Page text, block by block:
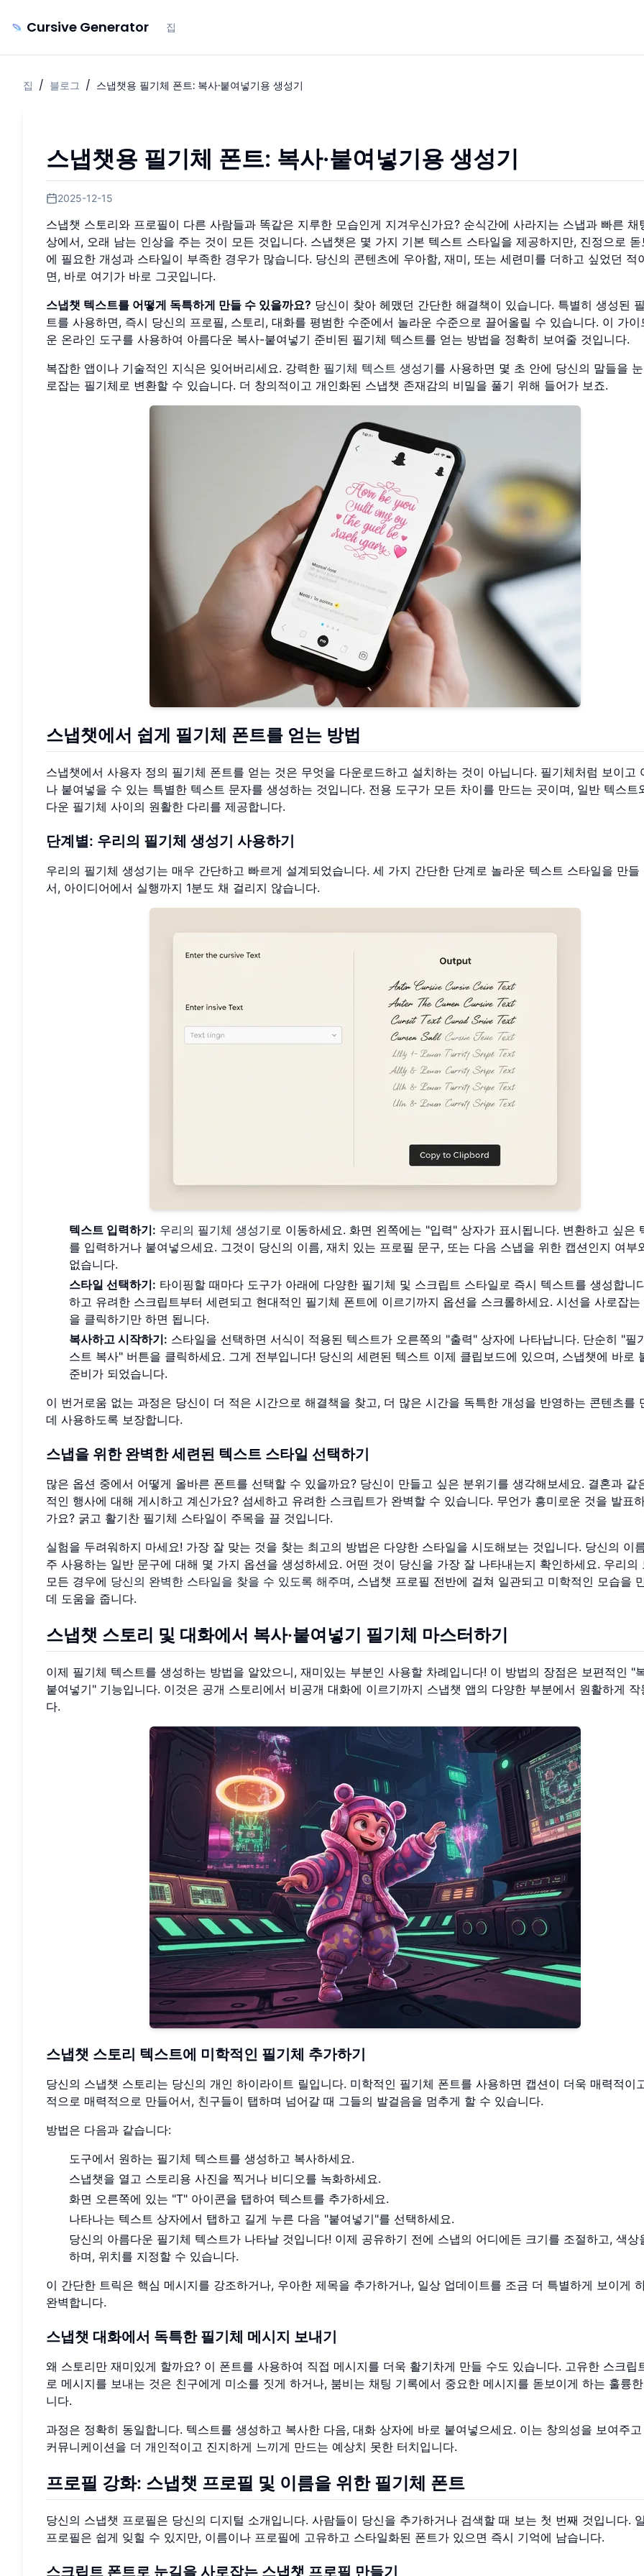
Cursive Generator 집
집 / 블로그 / 스냅챗용 필기체 폰트: 복사·붙여넣기용 생성기
스냅챗용 필기체 폰트: 복사·붙여넣기용 생성기
2025-12-15
스냅챗 스토리와 프로필이 다른 사람들과 똑같은 지루한 모습인게 지겨우신가요? 순식간에 사라지는 스냅과 빠른 채
상에서, 오래 남는 인상을 주는 것이 모든 것입니다. 스냅챗은 몇 가지 기본 텍스트 스타일을 제공하지만, 진정으로 돋
에 필요한 개성과 스타일이 부족한 경우가 많습니다. 당신의 콘텐츠에 우아함, 재미, 또는 세련미를 더하고 싶었던 적
면, 바로 여기가 바로 그곳입니다.
스냅챗 텍스트를 어떻게 독특하게 만들 수 있을까요? 당신이 찾아 헤맸던 간단한 해결책이 있습니다. 특별히 생성된
트를 사용하면, 즉시 당신의 프로필, 스토리, 대화를 평범한 수준에서 놀라운 수준으로 끌어올릴 수 있습니다. 이 가이
운 온라인 도구를 사용하여 아름다운 복사-붙여넣기 준비된 필기체 텍스트를 얻는 방법을 정확히 보여줄 것입니다.
복잡한 앱이나 기술적인 지식은 잊어버리세요. 강력한 필기체 텍스트 생성기를 사용하면 몇 초 안에 당신의 말들을
로잡는 필기체로 변환할 수 있습니다. 더 창의적이고 개인화된 스냅챗 존재감의 비밀을 풀기 위해 들어가 보죠.
스냅챗에서 쉽게 필기체 폰트를 얻는 방법
스냅챗에서 사용자 정의 필기체 폰트를 얻는 것은 무엇을 다운로드하고 설치하는 것이 아닙니다. 필기체처럼 보이고
나 붙여넣을 수 있는 특별한 텍스트 문자를 생성하는 것입니다. 전용 도구가 모든 차이를 만드는 곳이며, 일반 텍스트
다운 필기체 사이의 원활한 다리를 제공합니다.
단계별: 우리의 필기체 생성기 사용하기
우리의 필기체 생성기는 매우 간단하고 빠르게 설계되었습니다. 세 가지 간단한 단계로 놀라운 텍스트 스타일을 만들
서, 아이디어에서 실행까지 1분도 채 걸리지 않습니다.
텍스트 입력하기: 우리의 필기체 생성기 로 이동하세요. 화면 왼쪽에는 "입력" 상자가 표시됩니다. 변환하고 싶은
를 입력하거나 붙여넣으세요. 그것이 당신의 이름, 재치 있는 프로필 문구, 또는 다음 스냅을 위한 캡션인지 여부
없습니다.
스타일 선택하기: 타이핑할 때마다 도구가 아래에 다양한 필기체 및 스크립트 스타일로 즉시 텍스트를 생성합니
하고 유려한 스크립트부터 세련되고 현대적인 필기체 폰트에 이르기까지 옵션을 스크롤하세요. 시선을 사로잡는
을 클릭하기만 하면 됩니다.
복사하고 시작하기: 스타일을 선택하면 서식이 적용된 텍스트가 오른쪽의 "출력" 상자에 나타납니다. 단순히 "필
스트 복사" 버튼을 클릭하세요. 그게 전부입니다! 당신의 세련된 텍스트 이제 클립보드에 있으며, 스냅챗에 바로
준비가 되었습니다.
이 번거로움 없는 과정은 당신이 더 적은 시간으로 해결책을 찾고, 더 많은 시간을 독특한 개성을 반영하는 콘텐츠를
데 사용하도록 보장합니다.
스냅을 위한 완벽한 세련된 텍스트 스타일 선택하기
많은 옵션 중에서 어떻게 올바른 폰트를 선택할 수 있을까요? 당신이 만들고 싶은 분위기를 생각해보세요. 결혼과 같
적인 행사에 대해 게시하고 계신가요? 섬세하고 유려한 스크립트가 완벽할 수 있습니다. 무언가 흥미로운 것을 발표
가요? 굵고 활기찬 필기체 스타일이 주목을 끌 것입니다.
실험을 두려워하지 마세요! 가장 잘 맞는 것을 찾는 최고의 방법은 다양한 스타일을 시도해보는 것입니다. 당신의 이
주 사용하는 일반 문구에 대해 몇 가지 옵션을 생성하세요. 어떤 것이 당신을 가장 잘 나타내는지 확인하세요. 우리의
모든 경우에 당신의 완벽한 스타일을 찾을 수 있도록 해주며, 스냅챗 프로필 전반에 걸쳐 일관되고 미학적인 모습을
데 도움을 줍니다.
스냅챗 스토리 및 대화에서 복사·붙여넣기 필기체 마스터하기
이제 필기체 텍스트를 생성하는 방법을 알았으니, 재미있는 부분인 사용할 차례입니다! 이 방법의 장점은 보편적인 "
붙여넣기" 기능입니다. 이것은 공개 스토리에서 비공개 대화에 이르기까지 스냅챗 앱의 다양한 부분에서 원활하게 작
다.
스냅챗 스토리 텍스트에 미학적인 필기체 추가하기
당신의 스냅챗 스토리는 당신의 개인 하이라이트 릴입니다. 미학적인 필기체 폰트를 사용하면 캡션이 더욱 매력적이
적으로 매력적으로 만들어서, 친구들이 탭하며 넘어갈 때 그들의 발걸음을 멈추게 할 수 있습니다.
방법은 다음과 같습니다:
도구에서 원하는 필기체 텍스트를 생성하고 복사하세요.
스냅챗을 열고 스토리용 사진을 찍거나 비디오를 녹화하세요.
화면 오른쪽에 있는 "T" 아이콘을 탭하여 텍스트를 추가하세요.
나타나는 텍스트 상자에서 탭하고 길게 누른 다음 "붙여넣기"를 선택하세요.
당신의 아름다운 필기체 텍스트가 나타날 것입니다! 이제 공유하기 전에 스냅의 어디에든 크기를 조절하고, 색상
하며, 위치를 지정할 수 있습니다.
이 간단한 트릭은 핵심 메시지를 강조하거나, 우아한 제목을 추가하거나, 일상 업데이트를 조금 더 특별하게 보이게
완벽합니다.
스냅챗 대화에서 독특한 필기체 메시지 보내기
왜 스토리만 재미있게 할까요? 이 폰트를 사용하여 직접 메시지를 더욱 활기차게 만들 수도 있습니다. 고유한 스크립
로 메시지를 보내는 것은 친구에게 미소를 짓게 하거나, 붐비는 채팅 기록에서 중요한 메시지를 돋보이게 하는 훌륭
니다.
과정은 정확히 동일합니다. 텍스트를 생성하고 복사한 다음, 대화 상자에 바로 붙여넣으세요. 이는 창의성을 보여주고
커뮤니케이션을 더 개인적이고 진지하게 느끼게 만드는 예상치 못한 터치입니다.
프로필 강화: 스냅챗 프로필 및 이름을 위한 필기체 폰트
당신의 스냅챗 프로필은 당신의 디지털 소개입니다. 사람들이 당신을 추가하거나 검색할 때 보는 첫 번째 것입니다.
프로필은 쉽게 잊힐 수 있지만, 이름이나 프로필에 고유하고 스타일화된 폰트가 있으면 즉시 기억에 남습니다.
스크립트 폰트로 눈길을 사로잡는 스냅챗 프로필 만들기